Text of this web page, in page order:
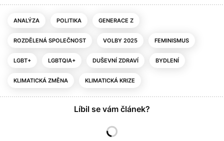
ANALÝZA POLITIKA GENERACE Z
ROZDĚLENÁ SPOLEČNOST VOLBY 2025 FEMINISMUS
LGBT+ LGBTQIA+ DUŠEVNÍ ZDRAVÍ BYDLENÍ
KLIMATICKÁ ZMĚNA KLIMATICKÁ KRIZE
Líbil se vám článek?